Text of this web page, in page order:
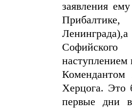
заявления
наступлением
Комендантом
Херцога. Это
первые дни